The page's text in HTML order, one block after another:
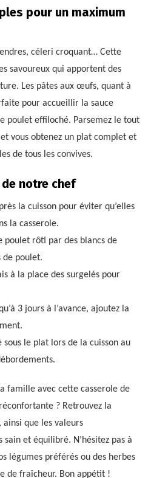
pour un maximum
céleri croquant… Cette
savoureux qui apportent des
Les pâtes aux œufs, quant à
pour accueillir la sauce
poulet effiloché. Parsemez le tout
vous obtenez un plat complet et
de tous les convives.
notre chef
la cuisson pour éviter qu’elles
la casserole.
poulet rôti par des blancs de
de poulet.
à la place des surgelés pour
3 jours à l’avance, ajoutez la
sous le plat lors de la cuisson au
famille avec cette casserole de
? Retrouvez la
ainsi que les valeurs
et équilibré. N’hésitez pas à
légumes préférés ou des herbes
de fraîcheur. Bon appétit !